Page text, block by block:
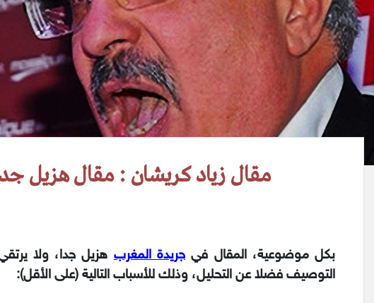
مقال زياد كريشان : مقال هزيل
بكل موضوعية، المقال في جريدة المغربهزيل جدا، ولا
التوصيف فضلا عن التحليل، وذلك للأسباب التالية (على الأقل):